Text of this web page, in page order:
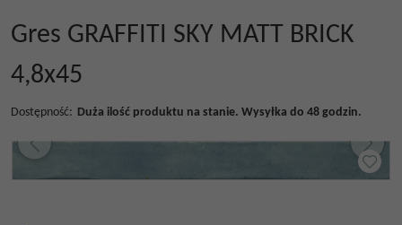
Gres GRAFFITI SKY MATT BRICK
4,8x45
Dostępność: Duża ilość produktu na stanie. Wysyłka do 48 godzin.